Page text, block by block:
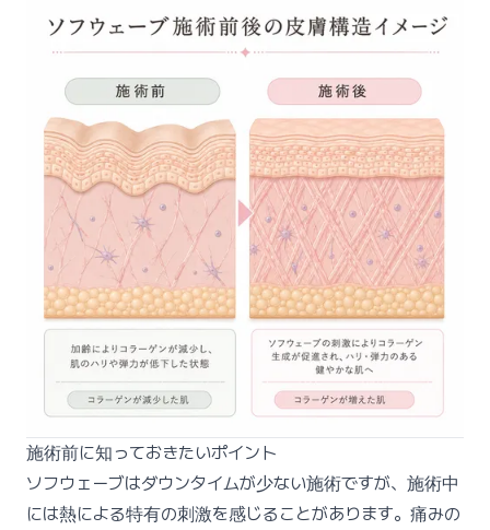
施術前に知っておきたいポイント
ソフウェーブはダウンタイムが少ない施術ですが、施術中
には熱による特有の刺激を感じることがあります。痛みの